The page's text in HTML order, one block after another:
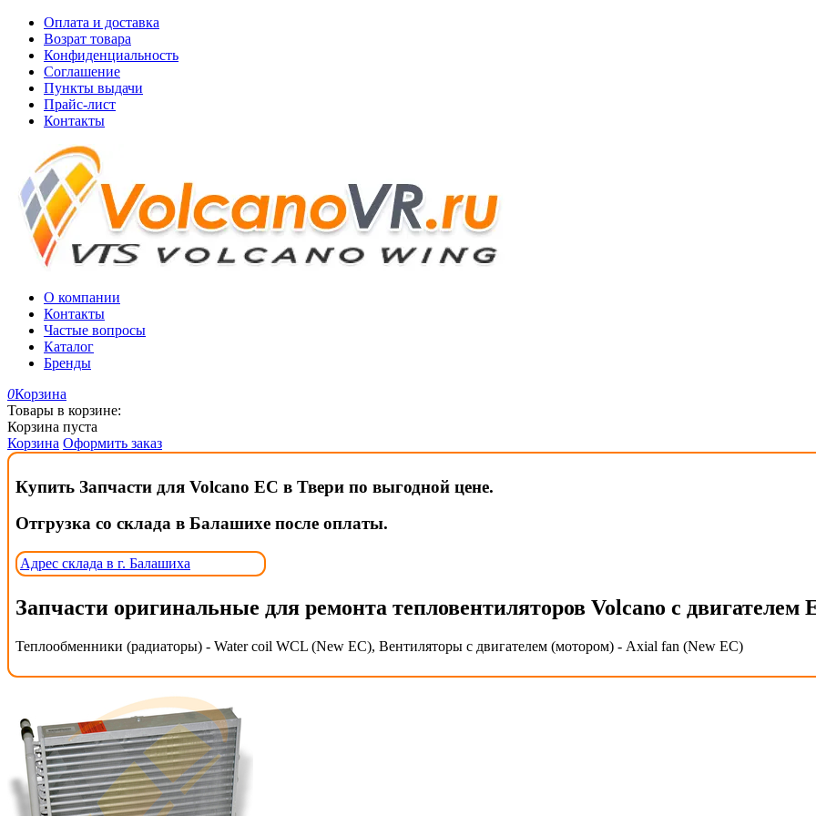
Оплата и доставка
Возрат товара
Конфиденциальность
Соглашение
Пункты выдачи
Прайс-лист
Контакты
О компании
Контакты
Частые вопросы
Каталог
Бренды
0Корзина
Товары в корзине:
Корзина пуста
Корзина Оформить заказ
Купить Запчасти для Volcano EC в Твери по выгодной цене.
Отгрузка со склада в Балашихе после оплаты.
Адрес склада в г. Балашиха
Запчасти оригинальные для ремонта тепловентиляторов Volcano с двигателем
Теплообменники (радиаторы) - Water coil WCL (New EC), Вентиляторы с двигателем (мотором) - Axial fan (New EC)